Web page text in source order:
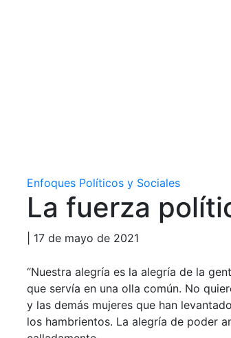
Enfoques Políticos y Sociales
La fuerza
| 17 de mayo de 2021
“Nuestra alegría es la alegría de la
que servía en una olla común. No
y las demás mujeres que han
los hambrientos. La alegría de poder